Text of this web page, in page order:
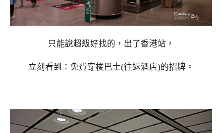
只能說超級好找的，出了香港站，
立刻看到：免費穿梭巴士(往返酒店)的招牌。